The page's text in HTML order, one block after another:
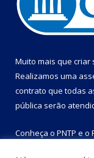
Muito mais que criar
Realizamos uma
contrato que todas
pública serão
Conheça o PNTP e o